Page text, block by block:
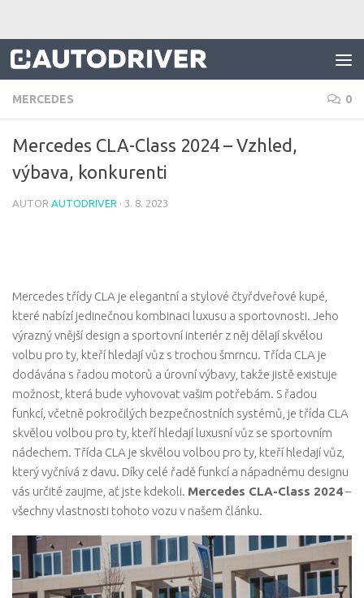
MERCEDES 0
Mercedes CLA-Class 2024 – Vzhled,
výbava, konkurenti
AUTOR AUTODRIVER · 3. 8. 2023
Mercedes třídy CLA je elegantní a stylové čtyřdveřové kupé,
které nabízí jedinečnou kombinaci luxusu a sportovnosti. Jeho
výrazný vnější design a sportovní interiér z něj dělají skvělou
volbu pro ty, kteří hledají vůz s trochou šmrncu. Třída CLA je
dodávána s řadou motorů a úrovní výbavy, takže jistě existuje
možnost, která bude vyhovovat vašim potřebám. S řadou
funkcí, včetně pokročilých bezpečnostních systémů, je třída CLA
skvělou volbou pro ty, kteří hledají luxusní vůz se sportovním
nádechem. Třída CLA je skvělou volbou pro ty, kteří hledají vůz,
který vyčnívá z davu. Díky celé řadě funkcí a nápadnému designu
vás určitě zaujme, ať jste kdekoli. Mercedes CLA-Class 2024–
všechny vlastnosti tohoto vozu v našem článku.